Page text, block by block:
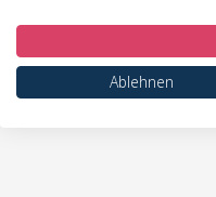
Ablehnen